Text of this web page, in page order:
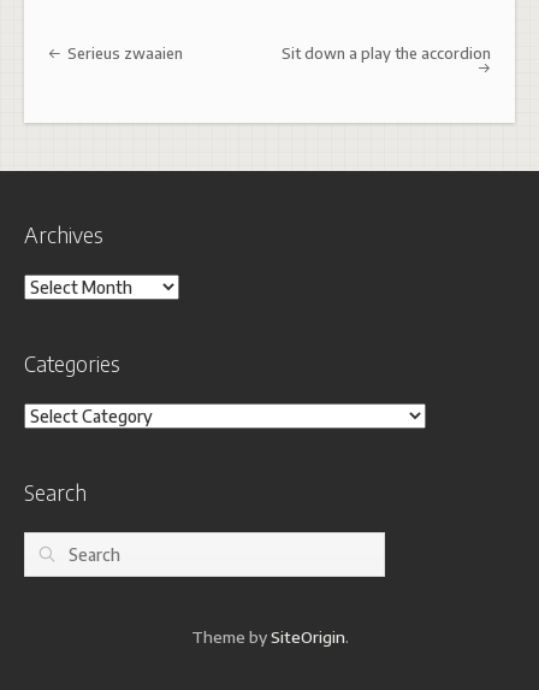
Post navigation
Serieus zwaaien Sit down a play the accordion
Archives
Archives
Categories
Categories
Search
Search
Theme bySiteOrigin.